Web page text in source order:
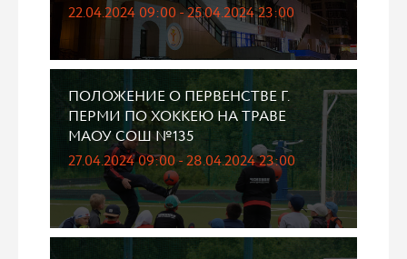
22.04.2024 09:00 - 25.04.2024 23:00
ПОЛОЖЕНИЕ О ПЕРВЕНСТВЕ Г.
ПЕРМИ ПО ХОККЕЮ НА ТРАВЕ
МАОУ СОШ №135
27.04.2024 09:00 - 28.04.2024 23:00